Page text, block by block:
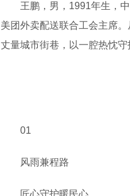
王鹏，男，1991年生，中
美团外卖配送联合工会主席
丈量城市街巷，以一腔热忱
01
风雨兼程路
匠心守护暖民心